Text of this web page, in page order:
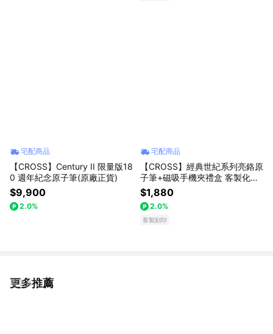
宅配商品
【CROSS】Century II 限量版18
0 週年紀念原子筆(原廠正貨)
$9,900
2.0%
宅配商品
【CROSS】經典世紀系列亮鉻原
子筆+磁吸手機夾禮盒 客製化刻
字(原廠正貨)
$1,880
2.0%
客製刻印
更多推薦
看更多